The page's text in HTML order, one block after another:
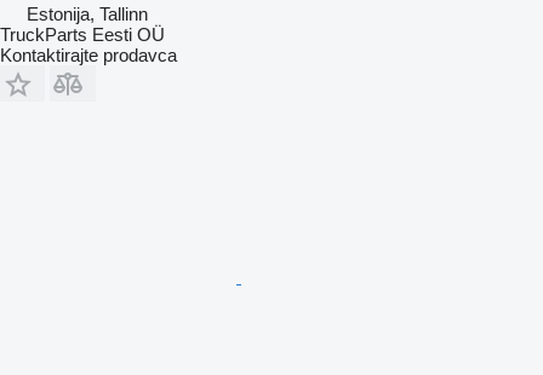
Estonija, Tallinn
TruckParts Eesti OÜ
Kontaktirajte prodavca